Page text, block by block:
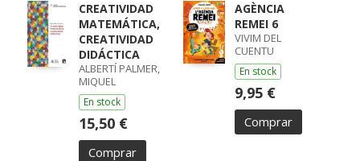
CREATIVIDAD
MATEMÁTICA,
CREATIVIDAD
DIDÁCTICA
ALBERTÍ PALMER,
MIQUEL
En stock
15,50 €
Comprar
AGÈNCIA
REMEI 6
VIVIM DEL
CUENTU
En stock
9,95 €
Comprar